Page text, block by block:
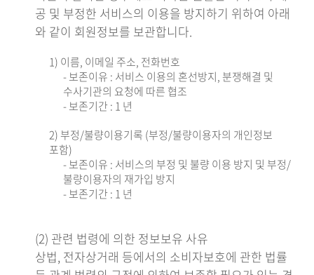
공 및 부정한 서비스의 이용을 방지하기 위하여 아래
와 같이 회원정보를 보관합니다.
1) 이름, 이메일 주소, 전화번호
- 보존이유 : 서비스 이용의 혼선방지, 분쟁해결 및
수사기관의 요청에 따른 협조
- 보존기간 : 1 년
2) 부정/불량이용기록 (부정/불량이용자의 개인정보
포함)
- 보존이유 : 서비스의 부정 및 불량 이용 방지 및 부정/
불량이용자의 재가입 방지
- 보존기간 : 1 년
(2) 관련 법령에 의한 정보보유 사유
상법, 전자상거래 등에서의 소비자보호에 관한 법률